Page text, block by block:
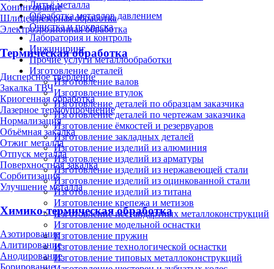
Хонингование
Шлицефрезерная обработка
Электроэрозионная обработка
Термическая обработка
Дисперсное твердение
Закалка ТВЧ
Криогенная обработка
Лазерное термоупрочнение
Нормализация
Объёмная закалка
Отжиг металла
Отпуск металла
Поверхностная закалка
Сорбитизация
Улучшение металла
Химико-термическая обработка
Азотирование
Алитирование
Анодирование
Литьё металла
Обработка металлов давлением
Очистка и покраска
Лаборатория и контроль
Инжиниринг
Прочие услуги металлообработки
Изготовление деталей
Изготовление валов
Изготовление втулок
Изготовление деталей по образцам заказчика
Изготовление деталей по чертежам заказчика
Изготовление ёмкостей и резервуаров
Изготовление закладных деталей
Изготовление изделий из алюминия
Изготовление изделий из арматуры
Изготовление изделий из нержавеющей стали
Изготовление изделий из оцинкованной стали
Изготовление изделий из титана
Изготовление крепежа и метизов
Изготовление нестандартных металлоконструкций
Изготовление модельной оснастки
Изготовление пружин
Изготовление технологической оснастки
Изготовление типовых металлоконструкций